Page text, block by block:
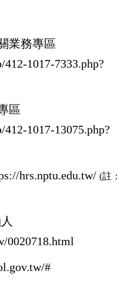
業務專區
1017-7333.php?
區
1017-13075.php?
hrs.nptu.edu.tw/ (註：
0020718.html
#